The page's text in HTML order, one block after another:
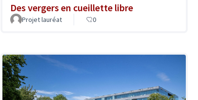
Des vergers en cueillette libre
Projet lauréat 0